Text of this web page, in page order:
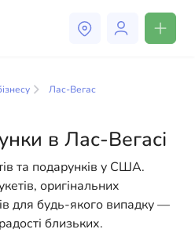
послуг ви знайдете
до життя в США. Ми
рішення як для фізичних,
щоб зробити ваше життя в
та зручним. Від
до повсякденної
для успішного
Лас-Вегас
в Лас-Вегасі
та подарунків у США.
оригінальних
для будь-якого випадку —
близьких.